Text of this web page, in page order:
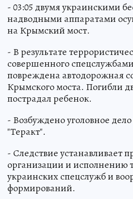
- 03:05 двумя украинскими
надводными аппаратами
на Крымский мост.
- В результате
совершенного
повреждена автодорожная
Крымского моста. Погибли
пострадал ребенок.
- Возбуждено уголовное дело
"Теракт".
- Следствие устанавливает
организации и исполнению
украинских спецслужб и
формирований.